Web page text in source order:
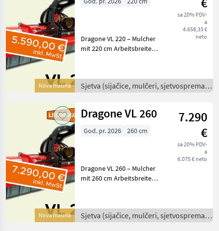
Nova mašina
sa 20% PDV-
a
4.658,33 €
neto
Dragone VL 220 – Mulcher
mit 220 cm Arbeitsbreite
Frühbezugsaktion!
Beschreibung: Der Dragone
Sjetva (sijačice, mulčeri, sjetvospremači
i dr) /
Nova mašina
Dragone VL 260
7.290
€
sa 20% PDV-
a
6.075 € neto
God. pr. 2026 260 cm
Dragone VL 260 – Mulcher
mit 260 cm Arbeitsbreite
Frühbezugsaktion!
Beschreibung: Der Dragone
Sjetva (sijačice, mulčeri, sjetvospremači
i dr) /